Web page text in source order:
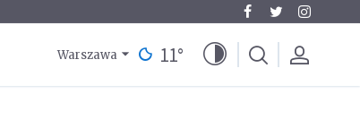
Warszawa 11°